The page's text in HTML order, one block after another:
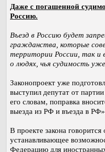
Даже с погашенной
Россию.
Въезд в Россию будет
гражданства, которые
территории России, так и
о людях, чья судимость
Законопроект уже
выступил депутат от
его словам, поправка
выезда из РФ и въезда в
В проекте закона
устанавливающее
Федерацию для